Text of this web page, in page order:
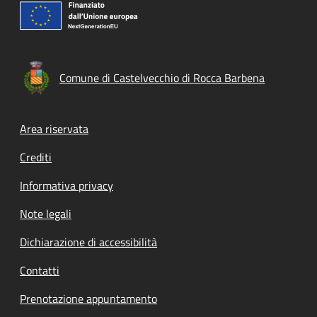
Comune di Castelvecchio di Rocca Barbena
Footer menu
Area riservata
Crediti
Informativa privacy
Note legali
Dichiarazione di accessibilità
Contatti
Prenotazione appuntamento